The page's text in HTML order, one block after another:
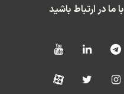
با ما در ارتباط باشید